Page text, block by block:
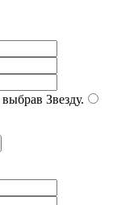
Звезду.